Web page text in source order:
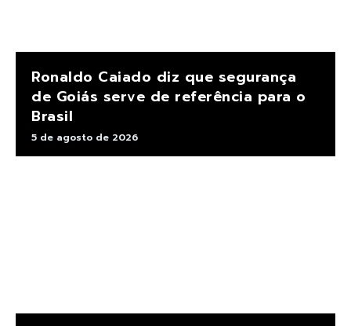
Ronaldo Caiado diz que segurança
de Goiás serve de referência para o
Brasil
5 de agosto de 2026